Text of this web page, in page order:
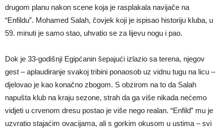
fudbalski svijet
drugom planu nakon scene koja je rasplakala navijače na
“Enfildu”. Mohamed Salah, čovjek koji je ispisao historiju kluba, u
59. minuti je samo stao, uhvatio se za lijevu nogu i pao.
Dok je 33-godišnji Egipćanin šepajući izlazio sa terena, njegov
gest – aplaudiranje svakoj tribini ponaosob uz vidnu tugu na licu –
djelovao je kao konačno zbogom. S obzirom na to da Salah
napušta klub na kraju sezone, strah da ga više nikada nećemo
vidjeti u crvenom dresu postao je više nego realan. “Enfild” mu je
uzvratio stajaćim ovacijama, ali s gorkim okusom u ustima – svi